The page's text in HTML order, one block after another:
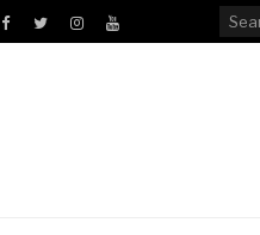
Facebook
TwitterInstagramYouTube